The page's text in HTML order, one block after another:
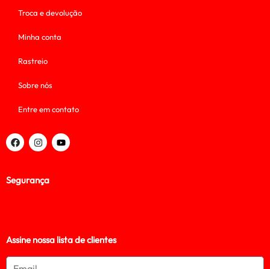
Troca e devolução
Minha conta
Rastreio
Sobre nós
Entre em contato
Segurança
Assine nossa lista de clientes